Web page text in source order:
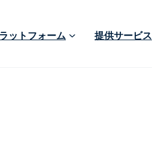
ットフォーム 提供サービス